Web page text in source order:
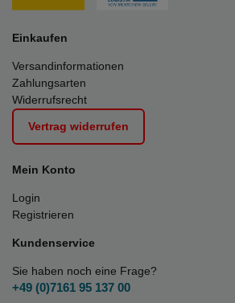
Einkaufen
Versandinformationen
Zahlungsarten
Widerrufsrecht
Vertrag widerrufen
Mein Konto
Login
Registrieren
Kundenservice
Sie haben noch eine Frage?
+49 (0)7161 95 137 00